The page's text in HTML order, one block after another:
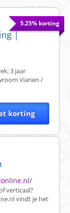
5.25% korting
|
3 jaar
Vianen /
korting
verticaal?
vindt je het